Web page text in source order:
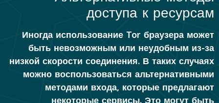
доступа к ресурсам
Иногда использование Tor браузера может
быть невозможным или неудобным из-за
низкой скорости соединения. В таких случаях
можно воспользоваться альтернативными
методами входа, которые предлагают